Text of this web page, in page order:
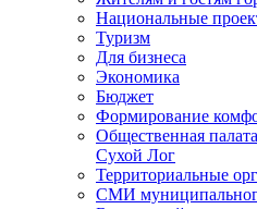
Национальные
Туризм
Для бизнеса
Экономика
Бюджет
Формирование
Общественная
Сухой Лог
Территориальные
СМИ